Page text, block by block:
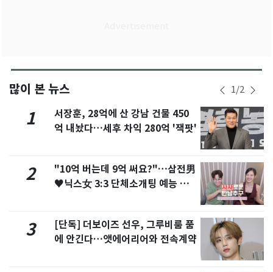
많이 본 뉴스 1/2
1
서장훈, 28억에 산 강남 건물 450
억 내놨다…세후 차익 280억 '잭팟'
2
"10억 버는데 9억 써요?"…삼전男
♥닉스女 3:3 단체소개팅 예능 화
3
[단독] 더보이즈 선우, 그루비룸 품
에 안긴다…앳에어리어와 전속계약